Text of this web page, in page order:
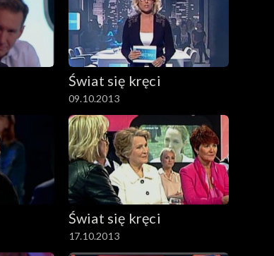
Świat się kręci
09.10.2013
Świat się kręci
17.10.2013